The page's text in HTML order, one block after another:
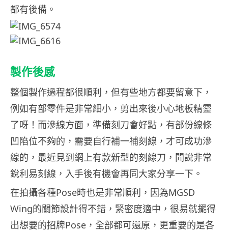
都有後備。
製作後感
整個製作過程都很順利，但有些地方都要留意下，
例如有部零件是非常細小，剪出來後小心地板精靈
了呀！而滲線方面，準備刻刀會好點，有部份線條
凹陷位不夠的，需要自行補一補刻線，才可成功滲
線的，最近見到網上有款新型的刻線刀，聞說非常
銳利易刻線，入手後有機會再同大家分享一下。
在拍攝各種Pose時也是非常順利，因為MGSD
Wing的關節設計得不錯，緊密度適中，很易就擺得
出想要的招牌Pose，全部都可還原，更重要的是各